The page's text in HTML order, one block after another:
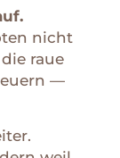
nicht
raue
—